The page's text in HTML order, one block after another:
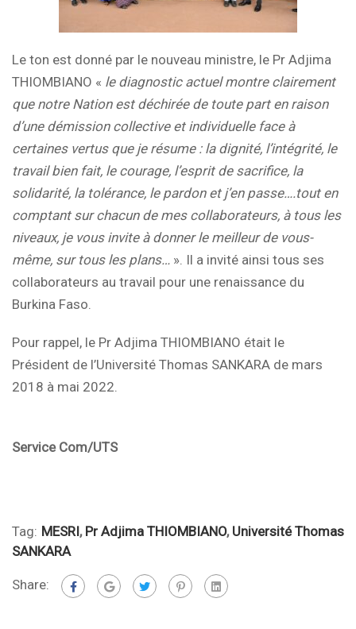
Le ton est donné par le nouveau ministre, le Pr Adjima
THIOMBIANO « le diagnostic actuel montre clairement
que notre Nation est déchirée de toute part en raison
d’une démission collective et individuelle face à
certaines vertus que je résume : la dignité, l’intégrité, le
travail bien fait, le courage, l’esprit de sacrifice, la
solidarité, la tolérance, le pardon et j’en passe….tout en
comptant sur chacun de mes collaborateurs, à tous les
niveaux, je vous invite à donner le meilleur de vous-
même, sur tous les plans… ». Il a invité ainsi tous ses
collaborateurs au travail pour une renaissance du
Burkina Faso.
Pour rappel, le Pr Adjima THIOMBIANO était le
Président de l’Université Thomas SANKARA de mars
2018 à mai 2022.
Service Com/UTS
Tag: MESRI, Pr Adjima THIOMBIANO, Université Thomas
SANKARA
Share: